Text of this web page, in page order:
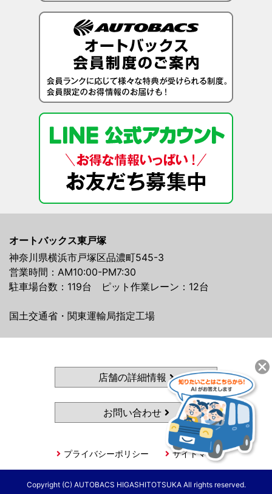
オートバックス東戸塚
神奈川県横浜市戸塚区品濃町545-3
営業時間：AM10:00-PM7:30
駐車場台数：119台 ピット作業レーン：12台
国土交通省・関東運輸局指定工場
店舗の詳細情報
お問い合わせ
プライバシーポリシー サイトマップ
Copyright (C) AUTOBACS HIGASHITOTSUKA All rights reserved.